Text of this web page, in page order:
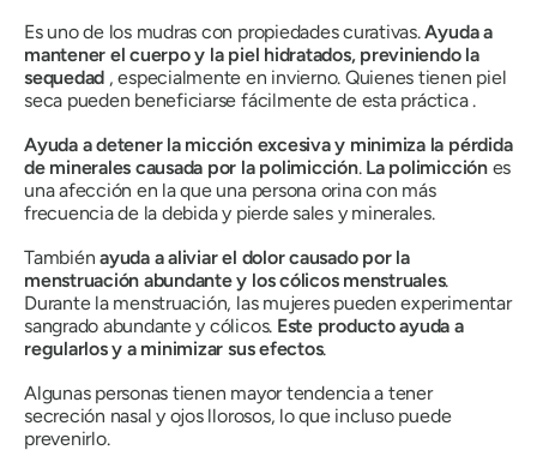
Es uno de los mudras con propiedades curativas.Ayuda a
mantener el cuerpo y la piel hidratados, previniendo la
sequedad , especialmente en invierno. Quienes tienen piel
seca pueden beneficiarse fácilmente de esta práctica.
Ayuda a detener la micción excesiva y minimiza la pérdida
de minerales causada por la polimicción. La polimicciónes
una afección en la que una persona orina con más
frecuencia de la debida y pierde sales y minerales.
Tambiénayuda a aliviar el dolor causado por la
menstruación abundante y los cólicos menstruales.
Durante la menstruación, las mujeres pueden experimentar
sangrado abundante y cólicos. Este producto ayuda a
regularlos y a minimizar sus efectos.
Algunas personas tienen mayor tendencia a tener
secreción nasal y ojos llorosos, lo que incluso puede
prevenirlo.